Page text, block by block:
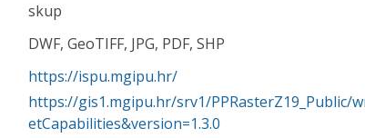
skup
DWF, GeoTIFF, JPG, PDF, SHP
https://ispu.mgipu.hr/
https://gis1.mgipu.hr/srv1/PPRasterZ19_Public/
etCapabilities&version=1.3.0